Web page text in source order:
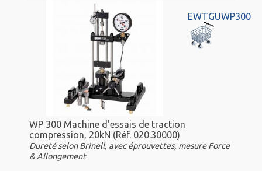
EWTGUWP300
WP 300 Machine d'essais de traction
compression, 20kN (Réf. 020.30000)
Dureté selon Brinell, avec éprouvettes, mesure Force
& Allongement